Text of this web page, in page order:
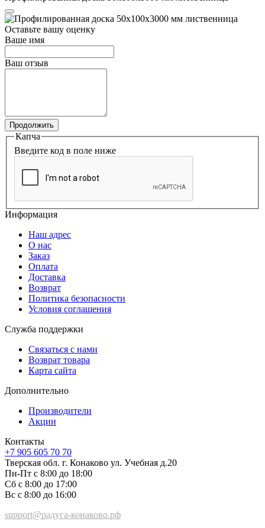
Оставьте вашу оценку
Ваше имя
Ваш отзыв
Продолжить
Капча
Введите код в поле ниже
Информация
Наш адрес
О нас
Заказ
Оплата
Доставка
Возврат
Политика безопасности
Условия соглашения
Служба поддержки
Связаться с нами
Возврат товара
Карта сайта
Дополнительно
Производители
Акции
Контакты
+7 905 605 70 70
Тверская обл. г. Конаково ул. Учебная д.20
Пн-Пт с 8:00 до 18:00
Сб с 8:00 до 17:00
Вс с 8:00 до 16:00
support@радуга-конаково.рф